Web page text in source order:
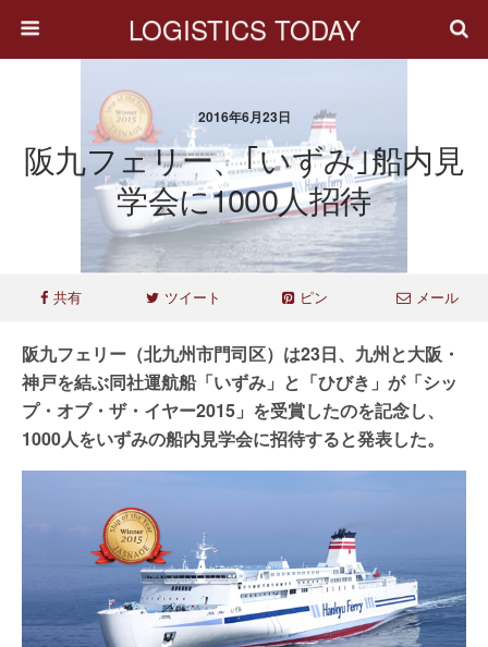
LOGISTICS TODAY
2016年6月23日
阪九フェリー、｢いずみ｣船内見
学会に1000人招待
共有 ツイート ピン メール
阪九フェリー（北九州市門司区）は23日、九州と大阪・
神戸を結ぶ同社運航船「いずみ」と「ひびき」が「シッ
プ・オブ・ザ・イヤー2015」を受賞したのを記念し、
1000人をいずみの船内見学会に招待すると発表した。